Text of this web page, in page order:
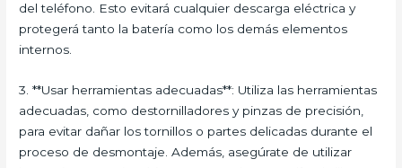
del teléfono. Esto evitará cualquier descarga eléctrica y
protegerá tanto la batería como los demás elementos
internos.
3. **Usar herramientas adecuadas**: Utiliza las herramientas
adecuadas, como destornilladores y pinzas de precisión,
para evitar dañar los tornillos o partes delicadas durante el
proceso de desmontaje. Además, asegúrate de utilizar